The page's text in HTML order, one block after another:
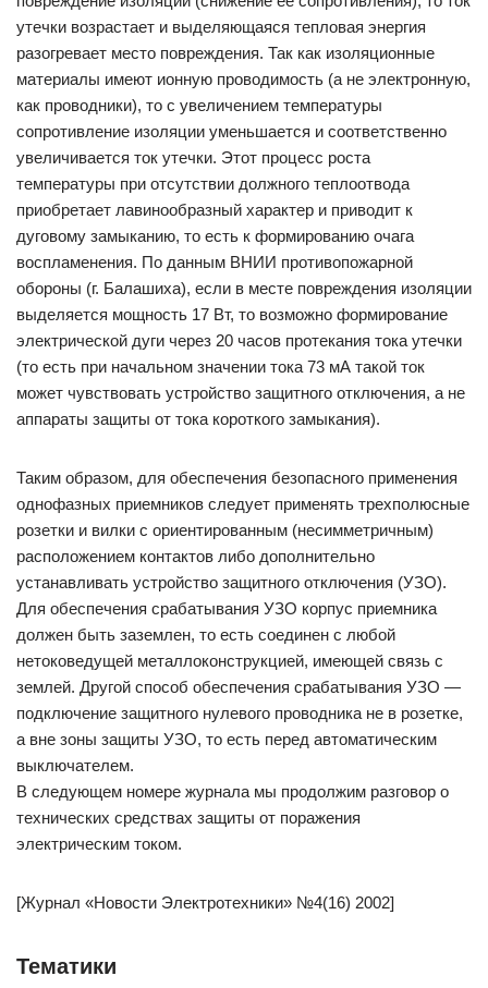
утечки возрастает и выделяющаяся тепловая энергия
разогревает место повреждения. Так как изоляционные
материалы имеют ионную проводимость (а не электронную,
как проводники), то с увеличением температуры
сопротивление изоляции уменьшается и соответственно
увеличивается ток утечки. Этот процесс роста
температуры при отсутствии должного теплоотвода
приобретает лавинообразный характер и приводит к
дуговому замыканию, то есть к формированию очага
воспламенения. По данным ВНИИ противопожарной
обороны (г. Балашиха), если в месте повреждения изоляции
выделяется мощность 17 Вт, то возможно формирование
электрической дуги через 20 часов протекания тока утечки
(то есть при начальном значении тока 73 мА такой ток
может чувствовать устройство защитного отключения, а не
аппараты защиты от тока короткого замыкания).
Таким образом, для обеспечения безопасного применения
однофазных приемников следует применять трехполюсные
розетки и вилки с ориентированным (несимметричным)
расположением контактов либо дополнительно
устанавливать устройство защитного отключения (УЗО).
Для обеспечения срабатывания УЗО корпус приемника
должен быть заземлен, то есть соединен с любой
нетоковедущей металлоконструкцией, имеющей связь с
землей. Другой способ обеспечения срабатывания УЗО —
подключение защитного нулевого проводника не в розетке,
а вне зоны защиты УЗО, то есть перед автоматическим
выключателем.
В следующем номере журнала мы продолжим разговор о
технических средствах защиты от поражения
электрическим током.
[Журнал «Новости Электротехники» №4(16) 2002]
Тематики